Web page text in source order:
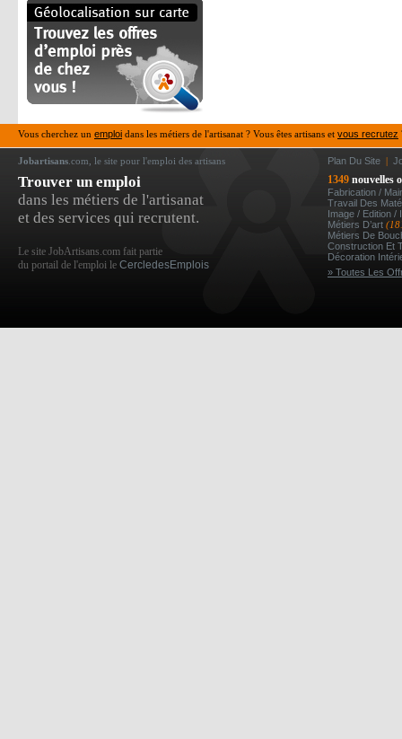
Vous cherchez un emploi dans les métiers de l'artisanat ? Vous êtes artisans et vous recrutez
Jobartisans .com, le site pour l'emploi des artisans Plan Du Site |
Trouver un emploi
dans les métiers de l'artisanat
et des services qui recrutent.
Le site JobArtisans.com fait partie
du portail de l'emploi le CercledesEmplois
1349 nouvelles
Fabrication /
Travail Des
Image / Edition /
Métiers D’art
Métiers De
Construction Et
Décoration
» Toutes Les